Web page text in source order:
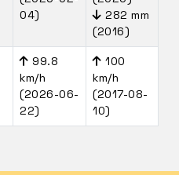
04)
282 mm
(2016)
99.8
km/h
(2026-06-
22)
100
km/h
(2017-08-
10)